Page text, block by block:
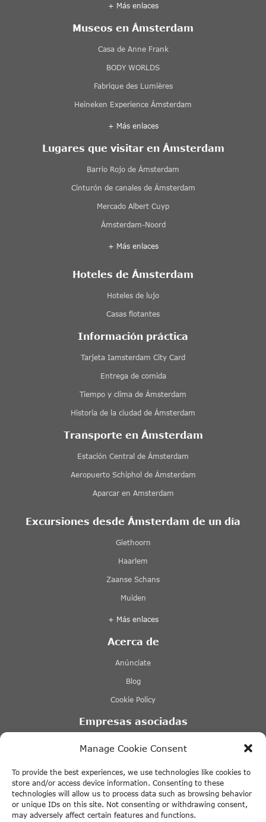
Manage Cookie Consent
To provide the best experiences, we use technologies like cookies to
store and/or access device information. Consenting to these
technologies will allow us to process data such as browsing behavior
or unique IDs on this site. Not consenting or withdrawing consent,
may adversely affect certain features and functions.
+ Más enlaces
Museos en Ámsterdam
Casa de Anne Frank
BODY WORLDS
Fabrique des Lumières
Heineken Experience Ámsterdam
+ Más enlaces
Lugares que visitar en Ámsterdam
Barrio Rojo de Ámsterdam
Cinturón de canales de Ámsterdam
Mercado Albert Cuyp
Ámsterdam-Noord
+ Más enlaces
Hoteles de Ámsterdam
Hoteles de lujo
Casas flotantes
Información práctica
Tarjeta Iamsterdam City Card
Entrega de comida
Tiempo y clima de Ámsterdam
Historia de la ciudad de Ámsterdam
Transporte en Ámsterdam
Estación Central de Ámsterdam
Aeropuerto Schiphol de Ámsterdam
Aparcar en Amsterdam
Excursiones desde Ámsterdam de un día
Giethoorn
Haarlem
Zaanse Schans
Muiden
+ Más enlaces
Acerca de
Anúnciate
Blog
Cookie Policy
Empresas asociadas
Tours & Tickets Ámsterdam
Tiqets
+ Más enlaces